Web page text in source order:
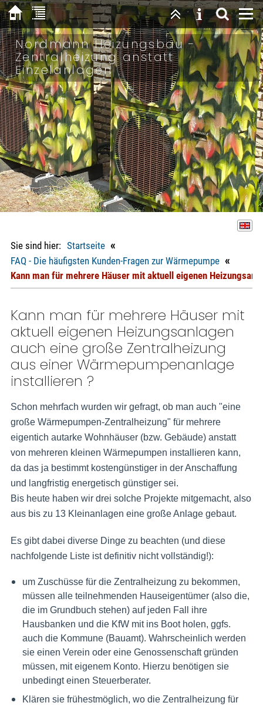
Nordmann Heizungsbau -
Zentralheizung anstatt
Einzelanlagen
Sie sind hier: Startseite «
FAQ - Die häufigsten Kunden-Fragen zur Wärmepumpe «
Kann man für mehrere Häuser mit aktuell eigenen
Kann man für mehrere Häuser mit
aktuell eigenen Heizungsanlagen
auch eine große Zentralheizung
aus einer Wärmepumpenanlage
installieren ?
Schon mehrfach wurden wir gefragt, ob man auch "eine
große Wärmepumpen-Zentralheizung" für mehrere
eigentich autarke Wohnhäuser (bzw. Gebäude) anstatt
von mehreren kleinen Wärmepumpen installieren kann,
da das ja bestimmt kostengünstiger in der Anschaffung
und langfristig energetisch günstiger sei.
Bis heute haben wir drei solche Projekte mitgemacht, also
aus bis zu 13 Kleinanlagen eine große Anlage gebaut.
Es gibt dabei diverse Dinge zu beachten (und diese
nachfolgende Liste ist definitiv nicht vollständig!):
um Zuschüsse für die Zentralheizung zu bekommen,
müssen alle teilnehmenden Hauseigentümer (also die,
die im Grundbuch stehen) auf jeden Fall ihre
Hausbanken und die KfW mit ins Boot holen, ggfs.
auch die Kommune (Bauamt). Wahrscheinlich werden
sie einen Verein oder eine Genossenschaft gründen
müssen, mit eigenem Konto. Hierzu benötigen sie
unbedingt einen Steuerberater.
Klären sie frühestmöglich, wo die Zentralheizung für